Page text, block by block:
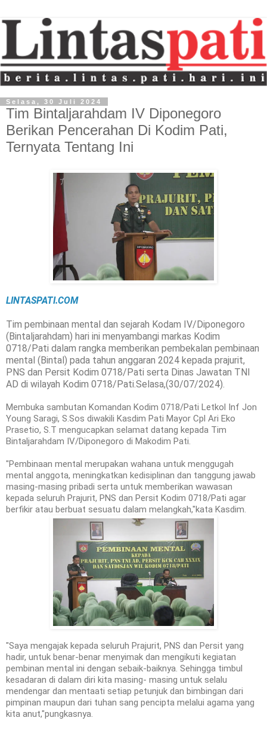
Selasa, 30 Juli 2024
Tim Bintaljarahdam IV Diponegoro
Berikan Pencerahan Di Kodim Pati,
Ternyata Tentang Ini
LINTASPATI.COM
Tim pembinaan mental dan sejarah Kodam IV/Diponegoro
(Bintaljarahdam) hari ini menyambangi markas Kodim
0718/Pati dalam rangka memberikan pembekalan pembinaan
mental (Bintal) pada tahun anggaran 2024 kepada prajurit,
PNS dan Persit Kodim 0718/Pati serta Dinas Jawatan TNI
AD di wilayah Kodim 0718/Pati.Selasa,(30/07/2024).
Membuka sambutan Komandan Kodim 0718/Pati Letkol Inf Jon
Young Saragi, S.Sos diwakili Kasdim Pati Mayor Cpl Ari Eko
Prasetio, S.T mengucapkan selamat datang kepada Tim
Bintaljarahdam IV/Diponegoro di Makodim Pati.
"Pembinaan mental merupakan wahana untuk menggugah
mental anggota, meningkatkan kedisiplinan dan tanggung jawab
masing-masing pribadi serta untuk memberikan wawasan
kepada seluruh Prajurit, PNS dan Persit Kodim 0718/Pati agar
berfikir atau berbuat sesuatu dalam melangkah,"kata Kasdim.
"Saya mengajak kepada seluruh Prajurit, PNS dan Persit yang
hadir, untuk benar-benar menyimak dan mengikuti kegiatan
pembinan mental ini dengan sebaik-baiknya. Sehingga timbul
kesadaran di dalam diri kita masing- masing untuk selalu
mendengar dan mentaati setiap petunjuk dan bimbingan dari
pimpinan maupun dari tuhan sang pencipta melalui agama yang
kita anut,"pungkasnya.